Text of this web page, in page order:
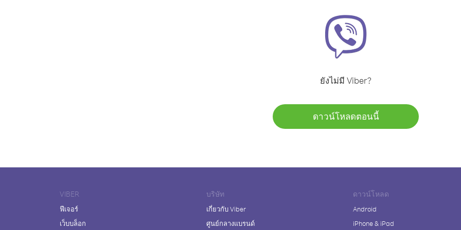
ยังไม่มี Viber?
ดาวน์โหลดตอนนี้
VIBER
ฟีเจอร์
เว็บบล็อก
บริษัท
เกี่ยวกับ Viber
ศูนย์กลางแบรนด์
ดาวน์โหลด
Android
iPhone & iPad